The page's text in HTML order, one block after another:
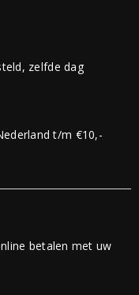
zelfde dag
t/m €10,-
betalen met uw